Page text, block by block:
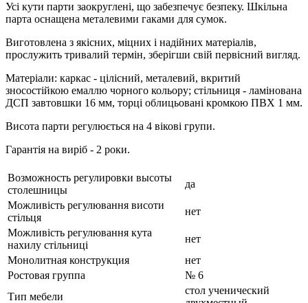
Усі кути парти заокруглені, що забезпечує безпеку. Шкільна
парта оснащена металевими гаками для сумок.
Виготовлена з якісних, міцних і надійних матеріалів,
прослужить тривалий термін, зберігши свій первісний вигляд.
Матеріали: каркас - цілісний, металевий, вкритий
зносостійкою емаллю чорного кольору; стільниця - ламінована
ДСП завтовшки 16 мм, торці облицьовані кромкою ПВХ 1 мм.
Висота парти регулюється на 4 вікові групи.
Гарантія на виріб - 2 роки.
Возможность регулировки высоты
столешницы
да
Можливість регулювання висоти
стільця
нет
Можливість регулювання кута
нахилу стільниці
нет
Монолитная конструкция
нет
Ростовая группа
№ 6
Тип мебели
стол ученический